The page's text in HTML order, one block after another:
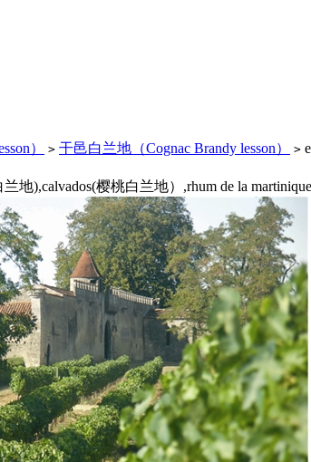
） > 干邑白兰地（Cognac Brandy lesson） >
地),calvados(樱桃白兰地）,rhum de la